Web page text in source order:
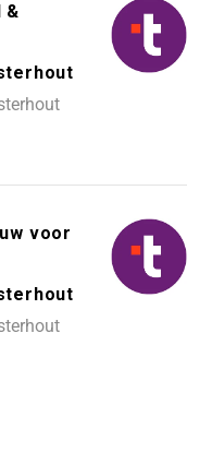
&
voor